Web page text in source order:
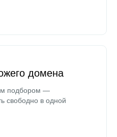
домена
подбором —
свободно в одной